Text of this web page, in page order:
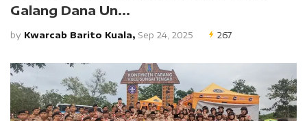
Galang Dana Un...
by Kwarcab Barito Kuala, Sep 24, 2025 267